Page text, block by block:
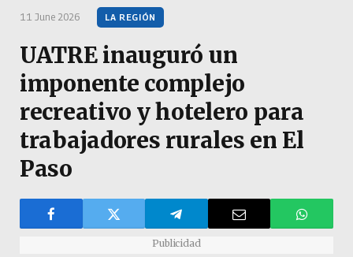
11 June 2026 LA REGIÓN
UATRE inauguró un
imponente complejo
recreativo y hotelero para
trabajadores rurales en El
Paso
Publicidad